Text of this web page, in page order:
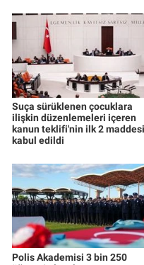
Suça sürüklenen çocuklara
ilişkin düzenlemeleri içeren
kanun teklifi'nin ilk 2 maddesi
kabul edildi
Polis Akademisi 3 bin 250